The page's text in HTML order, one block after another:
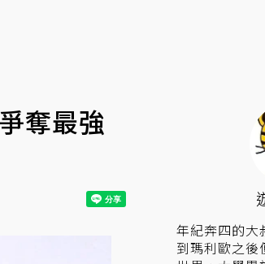
奪最強
年紀奔四的大
到瑪利歐之後